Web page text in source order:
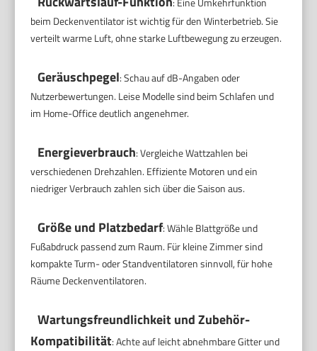
beim Deckenventilator ist wichtig für den Winterbetrieb. Sie
verteilt warme Luft, ohne starke Luftbewegung zu erzeugen.
Geräuschpegel: Schau auf dB-Angaben oder
Nutzerbewertungen. Leise Modelle sind beim Schlafen und
im Home-Office deutlich angenehmer.
Energieverbrauch: Vergleiche Wattzahlen bei
verschiedenen Drehzahlen. Effiziente Motoren und ein
niedriger Verbrauch zahlen sich über die Saison aus.
Größe und Platzbedarf: Wähle Blattgröße und
Fußabdruck passend zum Raum. Für kleine Zimmer sind
kompakte Turm- oder Standventilatoren sinnvoll, für hohe
Räume Deckenventilatoren.
Wartungsfreundlichkeit und Zubehör-
Kompatibilität: Achte auf leicht abnehmbare Gitter und